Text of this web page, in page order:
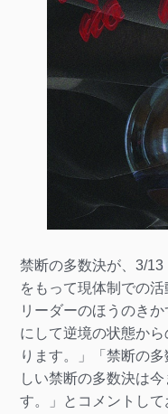
禁断の多数決が、3/
をもって現体制での活
リーダーのほうのき
にして逆境の状態か
ります。」「禁断の
しい禁断の多数決は
す。」とコメントし